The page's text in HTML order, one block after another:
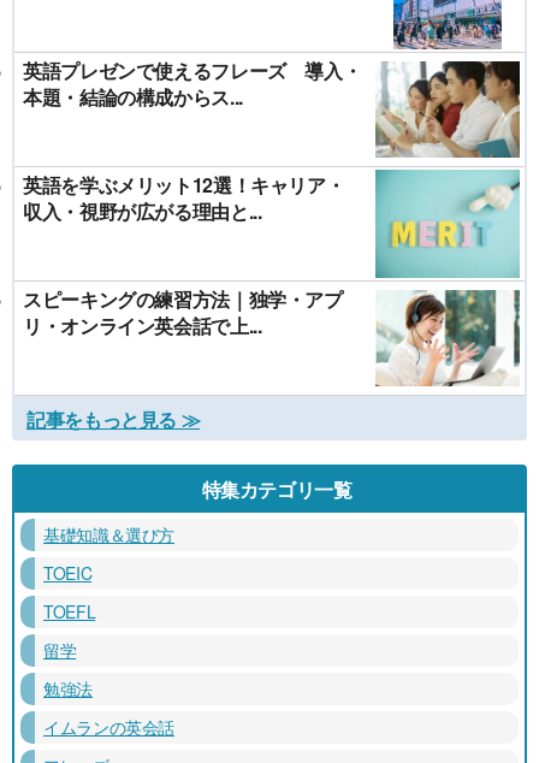
英語プレゼンで使えるフレーズ 導入・
本題・結論の構成からス...
英語を学ぶメリット12選！キャリア・
収入・視野が広がる理由と...
スピーキングの練習方法｜独学・アプ
リ・オンライン英会話で上...
記事をもっと見る ≫
特集カテゴリ一覧
基礎知識＆選び方
TOEIC
TOEFL
留学
勉強法
イムランの英会話